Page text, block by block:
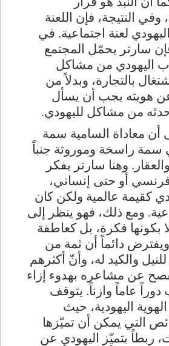
وفي النتيجة، فإن اللعنة
لعنة اجتماعية. في
سارتر يحمّل المجتمع
اليهودي من مشاكل
بالتجارة، وبدلاً من
هويته يجب أن يسأل
من مشاكل لليهودي.
أن معاداة السامية سمة
سمة راسخة وموروثة جنباً
وهنا سارتر يفكر
فرنسي أو حتى إنساني،
كقيمة عالمية ولكن كان
ومع ذلك، فهو ينظر إلى
بكونها فكرة، بل كعاطفة
دائماً أن ثمة من
والكيد له، وأنّ أكثرهم
عن مشاعره بهدوء إزاء
دوراً عاماً وازناً. يتوقف
اليهودية، حيث
التي يمكن أن تميّزها
ربطاً بتميّز اليهودي عن